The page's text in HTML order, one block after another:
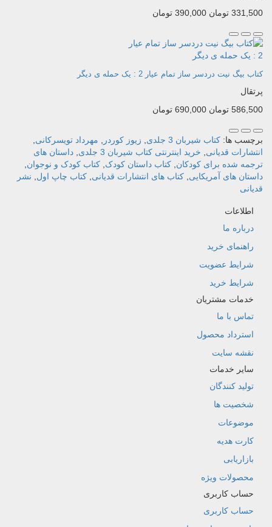
331,500 تومان
390,000 تومان
کتاب بیگ نیت دردسر ساز تمام عیار 2 : یک حمله ی دیگر
پرتقال
586,500 تومان
690,000 تومان
برچسب ها: کتاب شیربان 3 جلدی زیوز کوردر مهرداد تویسرکانی
انتشارات قدیانی
خرید اینترنتی کتاب شیربان 3 جلدی
داستان های
ترجمه شده برای کودکان کتاب داستان کودک کتاب کودک و نوجوان
داستان های آمریکایی کتاب های انتشارات قدیانی کتاب چاپ اول
نشر
قدیانی
اطلاعات
درباره ما
راهنمای خرید
شرایط عضویت
شرایط خرید
خدمات مشتریان
تماس با ما
استرداد محصول
نقشه سایت
سایر خدمات
تولید کنندگان
شخصیت ها
موضوعات
کارت هدیه
بازاریابی
محصولات ویژه
حساب کاربری
حساب کاربری